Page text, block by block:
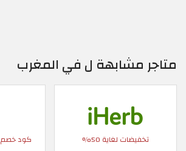
متاجر مشابهة ل في المغرب
تخفيضات لغاية 50% كود خصم 30% للعملاء الجدد